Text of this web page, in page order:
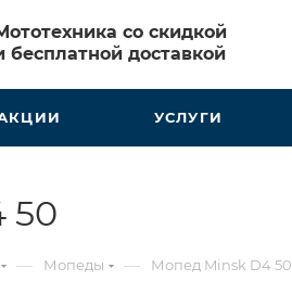
со скидкой
бесплатной доставкой
УСЛУГИ
50
— Мопеды — Мопед Minsk D4 50